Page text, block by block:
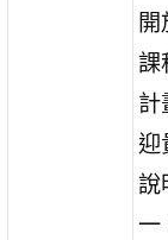
課
計
迎
說
一